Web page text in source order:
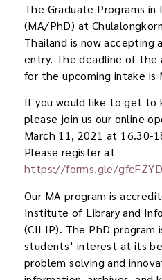
The Graduate Programs
(MA/PhD) at
Thailand is now accepting
entry. The deadline of the
for the upcoming intake is
If you would like to get to
please join us our online
March 11, 2021 at 16.30-
Please register at
https://forms.gle/
Our MA program is
Institute of Library and
(CILIP). The PhD
students’ interest at its
problem solving and